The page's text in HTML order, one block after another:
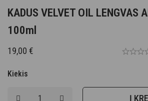
KADUS VELVET OIL LENGVAS
100ml
19,00 €
Kiekis
Į